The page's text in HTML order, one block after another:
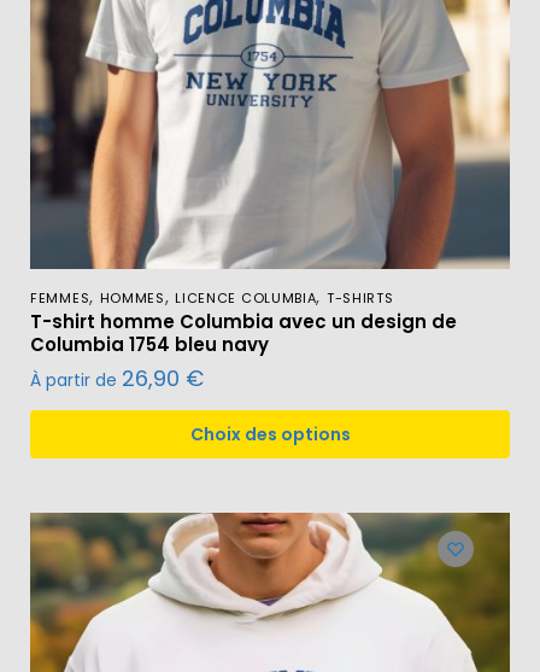
FEMMES, HOMMES, LICENCE COLUMBIA, T-SHIRTS
T-shirt homme Columbia avec un design de
Columbia 1754 bleu navy
À partir de 26,90 €
Choix des options